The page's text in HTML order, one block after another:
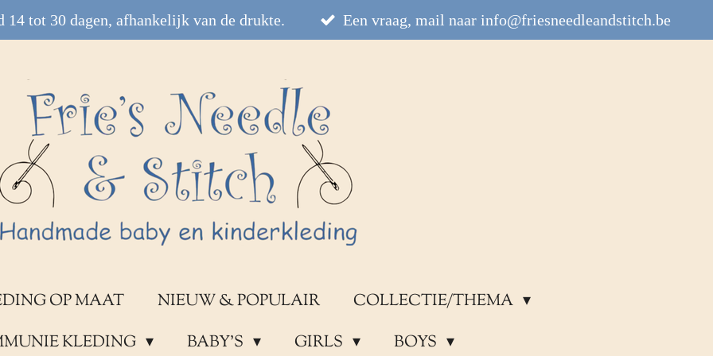
14 tot 30 dagen, afhankelijk van de drukte. Een vraag, mail naar info@friesneedleandstitch.be
OP MAAT NIEUW & POPULAIR
COLLECTIE/THEMA
KLEDING
BABY'S GIRLS
BOYS